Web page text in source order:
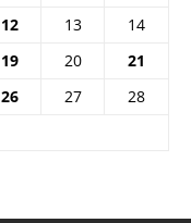
12 13
14
19 20
21
26 27
28